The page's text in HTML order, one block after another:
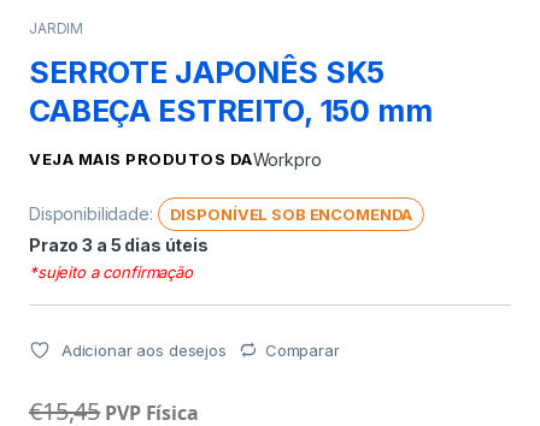
JARDIM
SERROTE JAPONÊS SK5
CABEÇA ESTREITO, 150 mm
VEJA MAIS PRODUTOS DAWorkpro
Disponibilidade: DISPONÍVEL SOB ENCOMENDA
Prazo 3 a 5 dias úteis
*sujeito a confirmação
Adicionar aos desejos Comparar
€15,45 PVP Física